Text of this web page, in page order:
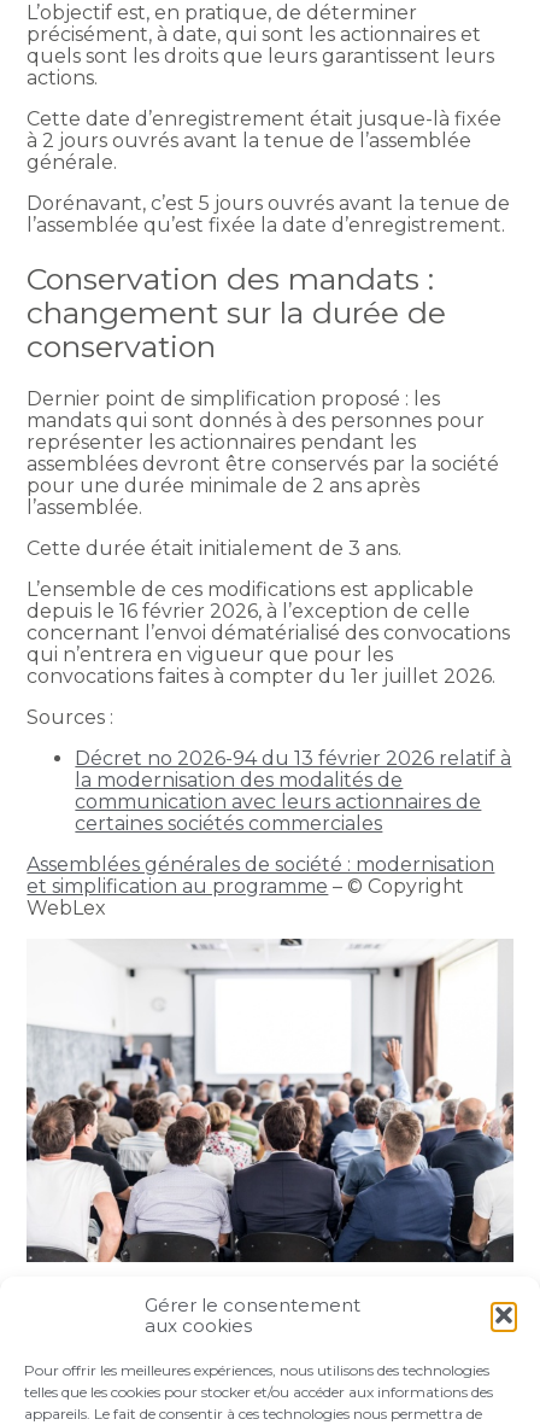
Gérer le consentement
aux cookies
Pour offrir les meilleures expériences, nous utilisons des technologies
telles que les cookies pour stocker et/ou accéder aux informations des
appareils. Le fait de consentir à ces technologies nous permettra de
L’objectif est, en pratique, de déterminer
précisément, à date, qui sont les actionnaires et
quels sont les droits que leurs garantissent leurs
actions.
Cette date d’enregistrement était jusque-là fixée
à 2 jours ouvrés avant la tenue de l’assemblée
générale.
Dorénavant, c’est 5 jours ouvrés avant la tenue de
l’assemblée qu’est fixée la date d’enregistrement.
Conservation des mandats :
changement sur la durée de
conservation
Dernier point de simplification proposé : les
mandats qui sont donnés à des personnes pour
représenter les actionnaires pendant les
assemblées devront être conservés par la société
pour une durée minimale de 2 ans après
l’assemblée.
Cette durée était initialement de 3 ans.
L’ensemble de ces modifications est applicable
depuis le 16 février 2026, à l’exception de celle
concernant l’envoi dématérialisé des convocations
qui n’entrera en vigueur que pour les
convocations faites à compter du 1er juillet 2026.
Sources :
Décret no 2026-94 du 13 février 2026 relatif à
la modernisation des modalités de
communication avec leurs actionnaires de
certaines sociétés commerciales
Assemblées générales de société : modernisation
et simplification au programme – © Copyright
WebLex
FaceBook
TwitterLinkedIn